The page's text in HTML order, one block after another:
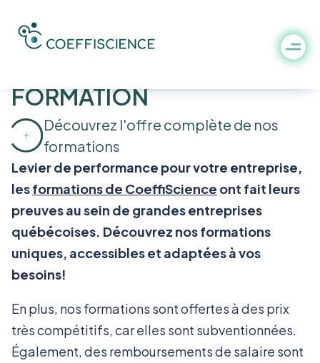
FORMATION
Découvrez l'offre complète de nos
formations
Levier de performance pour votre entreprise,
lesformations de CoeffiScience ont fait leurs
preuves au sein de grandes entreprises
québécoises. Découvrez nos formations
uniques, accessibles et adaptées à vos
besoins!
En plus, nos formations sont offertes à des prix
très compétitifs, car elles sont subventionnées.
Également, des remboursements de salaire sont